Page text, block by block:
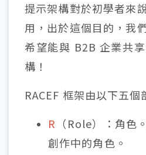
提示架構對於初學者來
用，出於這個目的，我
希望能與 B2B 企業共
構！
RACEF 框架由以下五個
R （Role）：角色
創作中的角色。